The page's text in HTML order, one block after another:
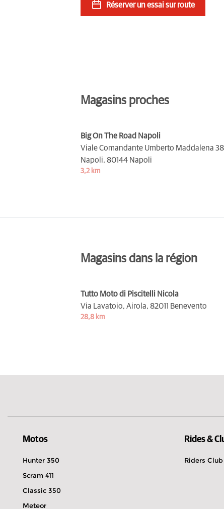
Réserver un essai sur route
Magasins proches
Big On The Road Napoli
Viale Comandante Umberto Maddalena
Napoli, 80144 Napoli
3,2 km
Magasins dans la région
Tutto Moto di Piscitelli Nicola
Via Lavatoio, Airola, 82011 Benevento
28,8 km
Motos
Hunter 350
Scram 411
Classic 350
Meteor
Rides &
Riders Club